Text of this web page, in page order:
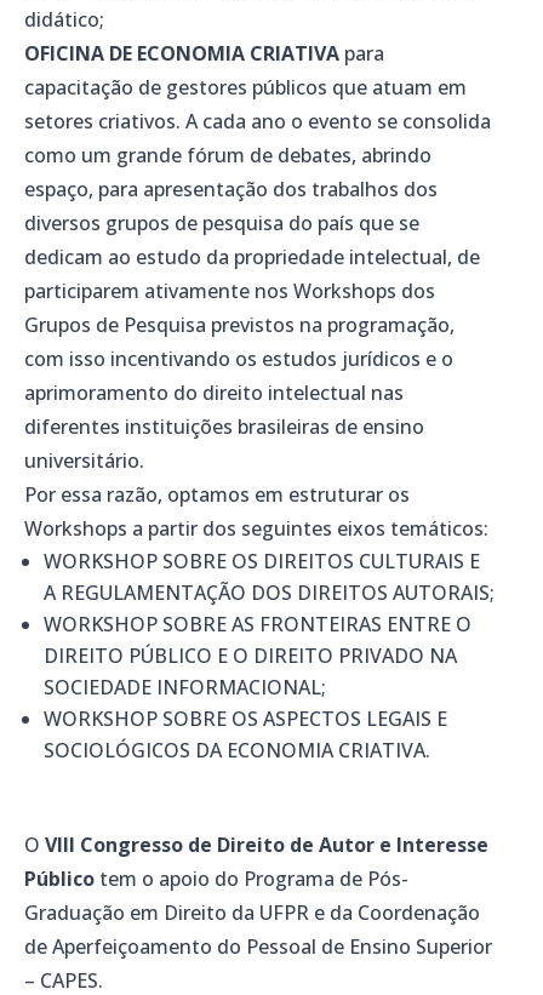
didático;
OFICINA DE ECONOMIA CRIATIVA para
capacitação de gestores públicos que atuam em
setores criativos. A cada ano o evento se consolida
como um grande fórum de debates, abrindo
espaço, para apresentação dos trabalhos dos
diversos grupos de pesquisa do país que se
dedicam ao estudo da propriedade intelectual, de
participarem ativamente nos Workshops dos
Grupos de Pesquisa previstos na programação,
com isso incentivando os estudos jurídicos e o
aprimoramento do direito intelectual nas
diferentes instituições brasileiras de ensino
universitário.
Por essa razão, optamos em estruturar os
Workshops a partir dos seguintes eixos temáticos:
WORKSHOP SOBRE OS DIREITOS CULTURAIS E
A REGULAMENTAÇÃO DOS DIREITOS AUTORAIS;
WORKSHOP SOBRE AS FRONTEIRAS ENTRE O
DIREITO PÚBLICO E O DIREITO PRIVADO NA
SOCIEDADE INFORMACIONAL;
WORKSHOP SOBRE OS ASPECTOS LEGAIS E
SOCIOLÓGICOS DA ECONOMIA CRIATIVA.
O VIII Congresso de Direito de Autor e Interesse
Público tem o apoio do Programa de Pós-
Graduação em Direito da UFPR e da Coordenação
de Aperfeiçoamento do Pessoal de Ensino Superior
– CAPES.